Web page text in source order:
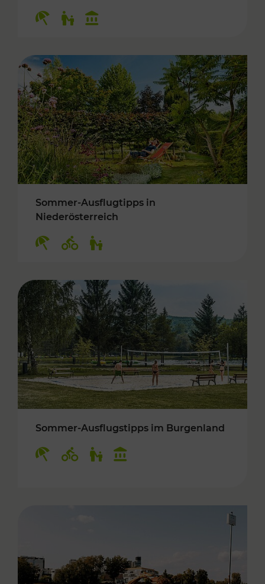
Sommer-Ausflugtipps in
Niederösterreich
Sommer-Ausflugstipps im Burgenland